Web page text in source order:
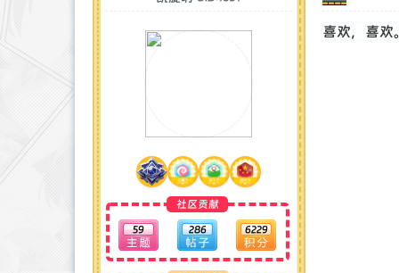
社区贡献
59 286 6229
喜欢，喜欢